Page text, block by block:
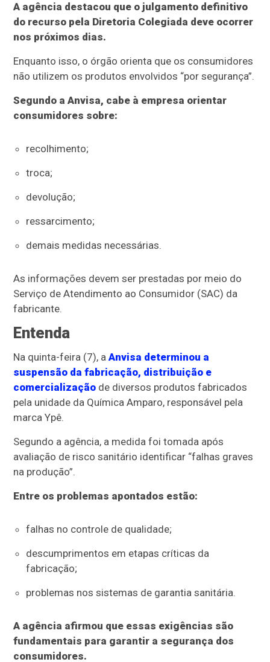
A agência destacou que o julgamento definitivo
do recurso pela Diretoria Colegiada deve ocorrer
nos próximos dias.
Enquanto isso, o órgão orienta que os consumidores
não utilizem os produtos envolvidos “por segurança”.
Segundo a Anvisa, cabe à empresa orientar
consumidores sobre:
recolhimento;
troca;
devolução;
ressarcimento;
demais medidas necessárias.
As informações devem ser prestadas por meio do
Serviço de Atendimento ao Consumidor (SAC) da
fabricante.
Entenda
Na quinta-feira (7), aAnvisa determinou a
suspensão da fabricação, distribuição e
comercialização de diversos produtos fabricados
pela unidade da Química Amparo, responsável pela
marca Ypê.
Segundo a agência, a medida foi tomada após
avaliação de risco sanitário identificar “falhas graves
na produção”.
Entre os problemas apontados estão:
falhas no controle de qualidade;
descumprimentos em etapas críticas da
fabricação;
problemas nos sistemas de garantia sanitária.
A agência afirmou que essas exigências são
fundamentais para garantir a segurança dos
consumidores.